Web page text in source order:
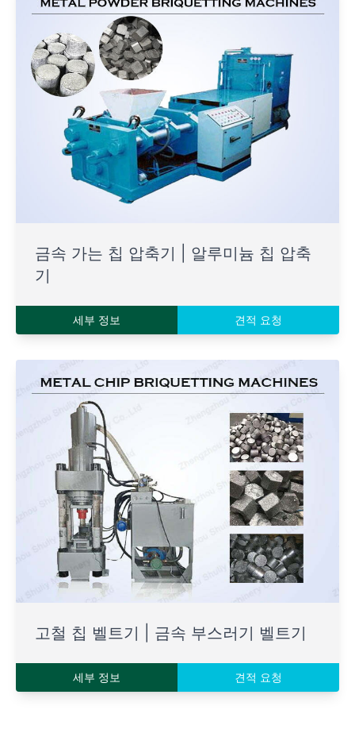
금속 가는 칩 압축기 | 알루미늄 칩 압축
기
세부 정보 견적 요청
고철 칩 벨트기 | 금속 부스러기 벨트기
세부 정보 견적 요청